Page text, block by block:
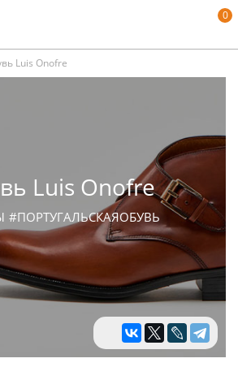
0
Luis Onofre
Luis Onofre
#ПОРТУГАЛЬСКАЯОБУВЬ